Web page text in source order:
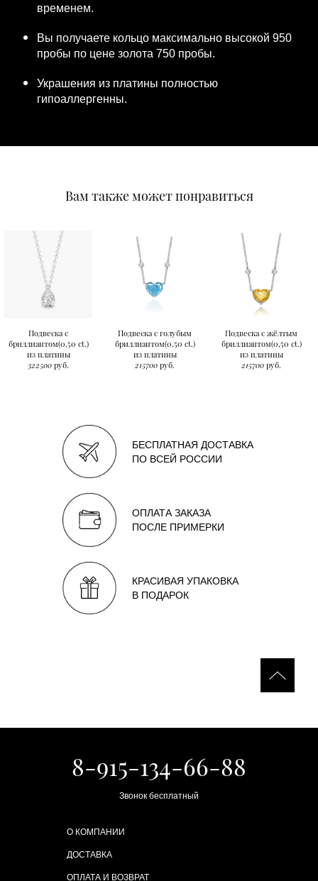
временем.
Вы получаете кольцо максимально высокой 950
пробы по цене золота 750 пробы.
Украшения из платины полностью
гипоаллергенны.
Вам также может понравиться
Подвеска с
бриллиантом(0,50 ct.)
из платины
322500 руб.
Подвеска с голубым
бриллиантом(0,50 ct.)
из платины
215700 руб.
Подвеска с жёлтым
бриллиантом(0,50 ct.)
из платины
215700 руб.
БЕСПЛАТНАЯ ДОСТАВКА
ПО ВСЕЙ РОССИИ
ОПЛАТА ЗАКАЗА
ПОСЛЕ ПРИМЕРКИ
КРАСИВАЯ УПАКОВКА
В ПОДАРОК
8-915-134-66-88
Звонок бесплатный
О КОМПАНИИ
ДОСТАВКА
ОПЛАТА И ВОЗВРАТ